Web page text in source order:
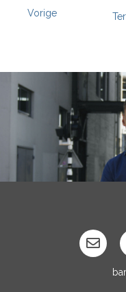
Vorige